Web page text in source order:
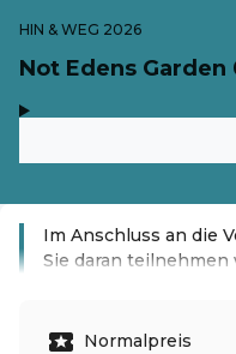
HIN & WEG 2026
Not Edens
Im Anschluss an die
Sie daran
Normalpreis